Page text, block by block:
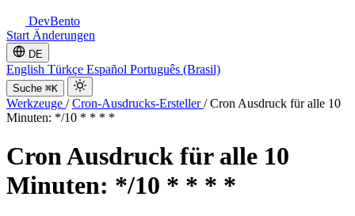
DevBento
Start Änderungen
DE
English Türkçe Español Português (Brasil)
Suche ⌘K
Werkzeuge / Cron-Ausdrucks-Ersteller/ Cron Ausdruck für alle 10
Minuten: */10 * * * *
Cron Ausdruck für alle 10
Minuten: */10 * * * *